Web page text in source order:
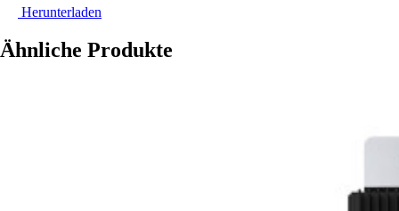
Herunterladen
Ähnliche Produkte